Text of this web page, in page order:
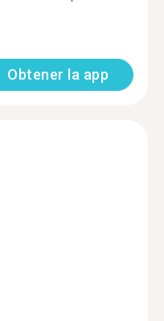
Obtener la app